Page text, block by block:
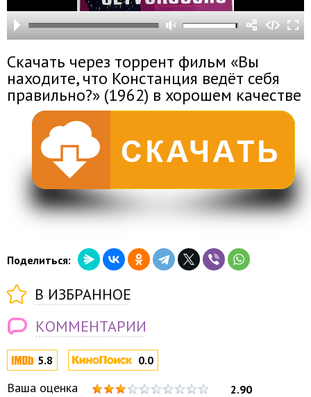
5.8 0.0
Ваша оценка 2.90
Скачать через торрент фильм «Вы
находите, что Констанция ведёт себя
правильно?» (1962) в хорошем качестве
Поделиться:
В ИЗБРАННОЕ
КОММЕНТАРИИ